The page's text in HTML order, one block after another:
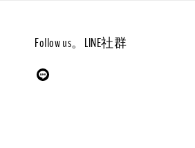
Follow us。LINE社群